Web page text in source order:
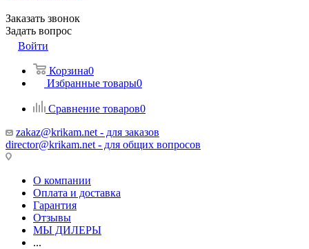
Заказать звонок
Задать вопрос
Войти
Корзина0
Избранные товары0
Сравнение товаров0
zakaz@krikam.net - для заказов
director@krikam.net - для общих вопросов
О компании
Оплата и доставка
Гарантия
Отзывы
МЫ ДИЛЕРЫ
...